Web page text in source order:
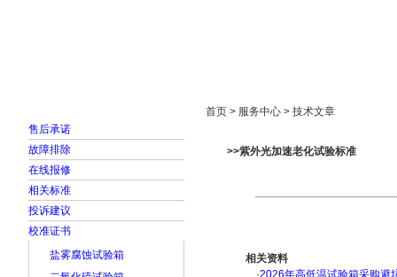
售后承诺
故障排除
在线报修
相关标准
投诉建议
校准证书
盐雾腐蚀试验箱
首页 > 服务中心 > 技术文章
>>紫外光加速老化试验标准
相关资料
·2026年高低温试验箱采购